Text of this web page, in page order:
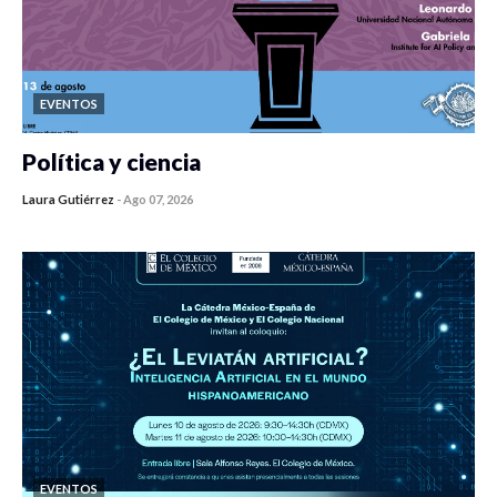
EVENTOS
Política y ciencia
Laura Gutiérrez -Ago 07, 2026
EVENTOS